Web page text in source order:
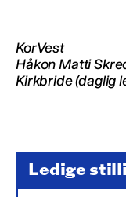
KorVest
Håkon Matti
Kirkbride (daglig
Ledige